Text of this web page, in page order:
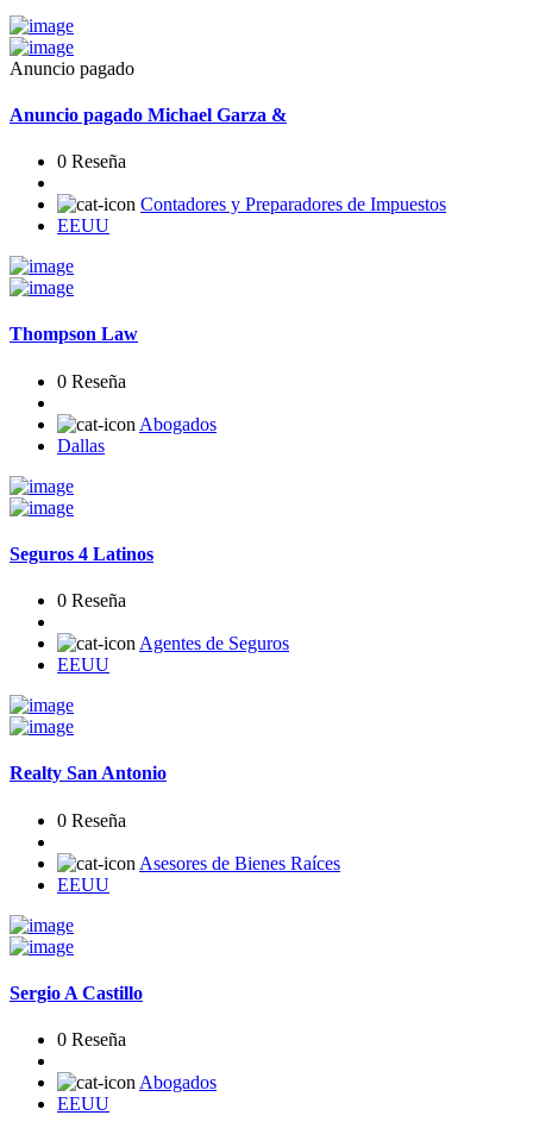
Anuncio pagado
Anuncio pagado Michael Garza &
0 Reseña
Contadores y Preparadores de Impuestos
EEUU
Thompson Law
0 Reseña
Abogados
Dallas
Seguros 4 Latinos
0 Reseña
Agentes de Seguros
EEUU
Realty San Antonio
0 Reseña
Asesores de Bienes Raíces
EEUU
Sergio A Castillo
0 Reseña
Abogados
EEUU